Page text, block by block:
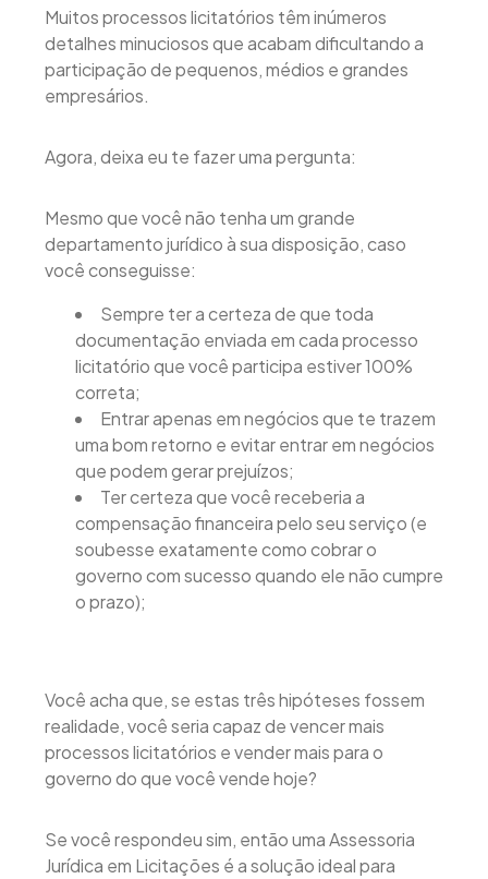
Muitos processos licitatórios têm inúmeros
detalhes minuciosos que acabam dificultando a
participação de pequenos, médios e grandes
empresários.
Agora, deixa eu te fazer uma pergunta:
Mesmo que você não tenha um grande
departamento jurídico à sua disposição, caso
você conseguisse:
Sempre ter a certeza de que toda
documentação enviada em cada processo
licitatório que você participa estiver 100%
correta;
Entrar apenas em negócios que te trazem
uma bom retorno e evitar entrar em negócios
que podem gerar prejuízos;
Ter certeza que você receberia a
compensação financeira pelo seu serviço (e
soubesse exatamente como cobrar o
governo com sucesso quando ele não cumpre
o prazo);
Você acha que, se estas três hipóteses fossem
realidade, você seria capaz de vencer mais
processos licitatórios e vender mais para o
governo do que você vende hoje?
Se você respondeu sim, então uma Assessoria
Jurídica em Licitações é a solução ideal para